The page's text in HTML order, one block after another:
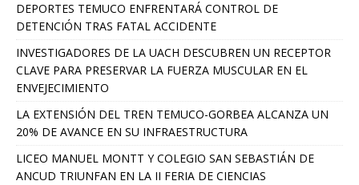
DEPORTES TEMUCO ENFRENTARÁ CONTROL DE
DETENCIÓN TRAS FATAL ACCIDENTE
INVESTIGADORES DE LA UACH DESCUBREN UN RECEPTOR
CLAVE PARA PRESERVAR LA FUERZA MUSCULAR EN EL
ENVEJECIMIENTO
LA EXTENSIÓN DEL TREN TEMUCO-GORBEA ALCANZA UN
20% DE AVANCE EN SU INFRAESTRUCTURA
LICEO MANUEL MONTT Y COLEGIO SAN SEBASTIÁN DE
ANCUD TRIUNFAN EN LA II FERIA DE CIENCIAS